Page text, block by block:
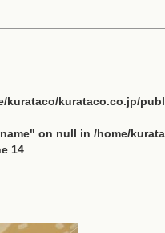
kurataco/kurataco.co.jp/
on null in /home/
14